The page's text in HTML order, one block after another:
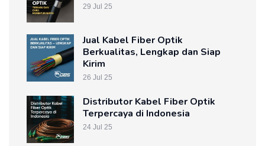
29 Jul 25
Jual Kabel Fiber Optik
Berkualitas, Lengkap dan Siap
Kirim
26 Jul 25
Distributor Kabel Fiber Optik
Terpercaya di Indonesia
24 Jul 25